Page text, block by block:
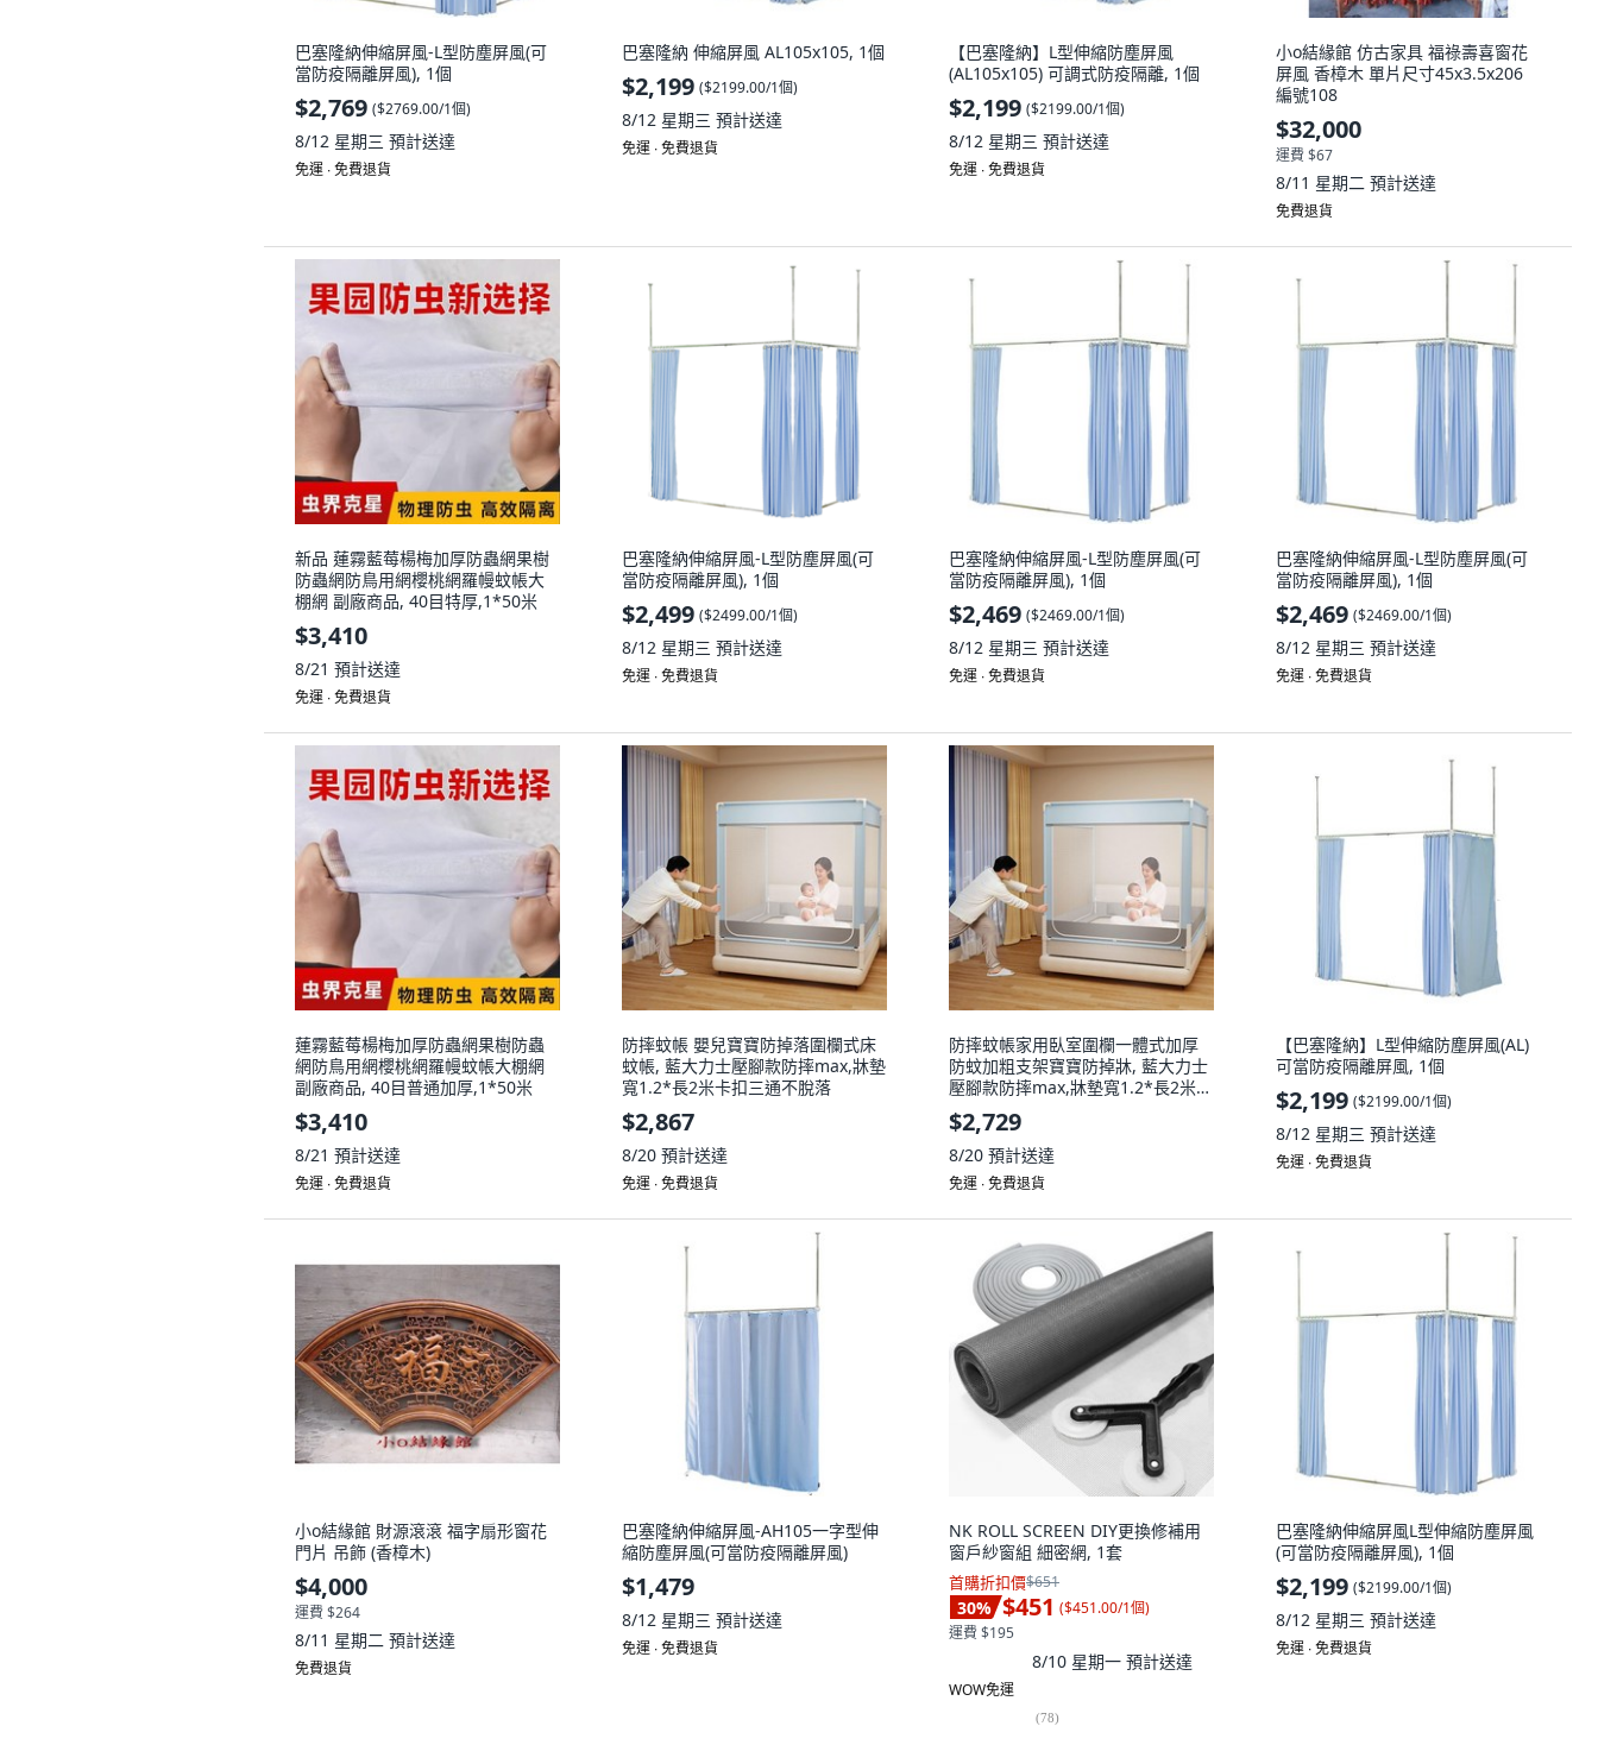
巴塞隆納伸縮屏風-L型防塵屏風(可
當防疫隔離屏風), 1個
$2,769 ($2769.00/1個)
8/12 星期三 預計送達
免運 ∙ 免費退貨
巴塞隆納 伸縮屏風 AL105x105, 1個
$2,199 ($2199.00/1個)
8/12 星期三 預計送達
免運 ∙ 免費退貨
【巴塞隆納】L型伸縮防塵屏風
(AL105x105) 可調式防疫隔離, 1個
$2,199 ($2199.00/1個)
8/12 星期三 預計送達
免運 ∙ 免費退貨
小o結緣館 仿古家具 福祿壽喜窗花
屏風 香樟木 單片尺寸45x3.5x206
編號108
$32,000
運費 $67
8/11 星期二 預計送達
免費退貨
新品 蓮霧藍莓楊梅加厚防蟲網果樹
防蟲網防鳥用網櫻桃網羅幔蚊帳大
棚網 副廠商品, 40目特厚,1*50米
$3,410
8/21 預計送達
免運 ∙ 免費退貨
巴塞隆納伸縮屏風-L型防塵屏風(可
當防疫隔離屏風), 1個
$2,499 ($2499.00/1個)
8/12 星期三 預計送達
免運 ∙ 免費退貨
巴塞隆納伸縮屏風-L型防塵屏風(可
當防疫隔離屏風), 1個
$2,469 ($2469.00/1個)
8/12 星期三 預計送達
免運 ∙ 免費退貨
巴塞隆納伸縮屏風-L型防塵屏風(可
當防疫隔離屏風), 1個
$2,469 ($2469.00/1個)
8/12 星期三 預計送達
免運 ∙ 免費退貨
蓮霧藍莓楊梅加厚防蟲網果樹防蟲
網防鳥用網櫻桃網羅幔蚊帳大棚網
副廠商品, 40目普通加厚,1*50米
$3,410
8/21 預計送達
免運 ∙ 免費退貨
防摔蚊帳 嬰兒寶寶防掉落圍欄式床
蚊帳, 藍大力士壓腳款防摔max,牀墊
寬1.2*長2米卡扣三通不脫落
$2,867
8/20 預計送達
免運 ∙ 免費退貨
防摔蚊帳家用臥室圍欄一體式加厚
防蚊加粗支架寶寶防掉牀, 藍大力士
壓腳款防摔max,牀墊寬1.2*長2米卡
扣三通不脫落
$2,729
8/20 預計送達
免運 ∙ 免費退貨
【巴塞隆納】L型伸縮防塵屏風(AL)
可當防疫隔離屏風, 1個
$2,199 ($2199.00/1個)
8/12 星期三 預計送達
免運 ∙ 免費退貨
小o結緣館 財源滾滾 福字扇形窗花
門片 吊飾 (香樟木)
$4,000
運費 $264
8/11 星期二 預計送達
免費退貨
巴塞隆納伸縮屏風-AH105一字型伸
縮防塵屏風(可當防疫隔離屏風)
$1,479
8/12 星期三 預計送達
免運 ∙ 免費退貨
NK ROLL SCREEN DIY更換修補用
窗戶紗窗組 細密網, 1套
首購折扣價$651
30% $451 ($451.00/1個)
運費 $195
8/10 星期一 預計送達
WOW免運
(78)
巴塞隆納伸縮屏風L型伸縮防塵屏風
(可當防疫隔離屏風), 1個
$2,199 ($2199.00/1個)
8/12 星期三 預計送達
免運 ∙ 免費退貨